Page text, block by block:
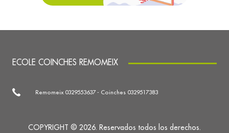
ECOLE COINCHES REMOMEIX
Remomeix 0329553637 - Coinches 0329517383
COPYRIGHT © 2026. Reservados todos los derechos.